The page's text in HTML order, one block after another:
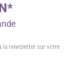
la newsletter sur votre